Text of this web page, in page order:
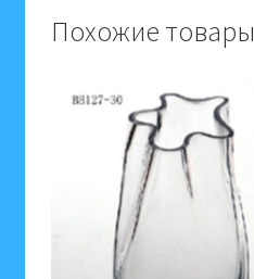
Похожие товары